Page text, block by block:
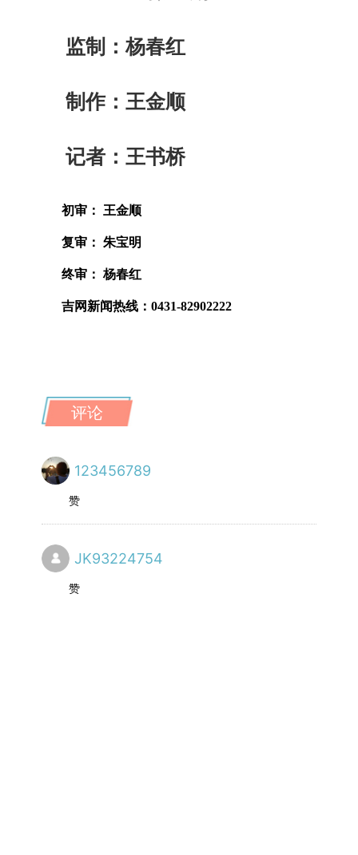
监制：杨春红
制作：王金顺
记者：王书桥
初审： 王金顺
复审： 朱宝明
终审： 杨春红
吉网新闻热线：0431-82902222
评论
123456789
赞
JK93224754
赞